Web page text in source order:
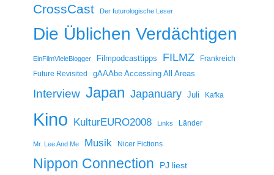
CrossCast Der futurologische Leser
Die Üblichen Verdächtigen
EinFilmVieleBlogger Filmpodcasttipps FILMZ
Frankreich
Future Revisited
gAAAbe Accessing All Areas
Interview Japan Japanuary Juli Kafka
Kino KulturEURO2008 Links Länder
Mr. Lee And Me Musik Nicer Fictions
Nippon Connection PJ liest